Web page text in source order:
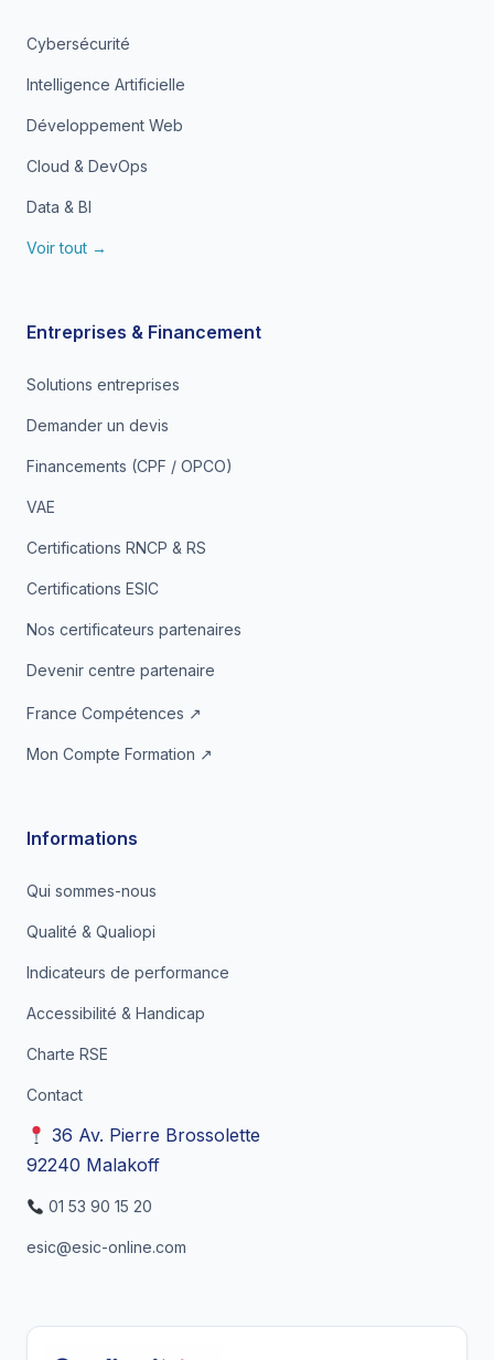
Cybersécurité
Intelligence Artificielle
Développement Web
Cloud & DevOps
Data & BI
Voir tout →
Entreprises & Financement
Solutions entreprises
Demander un devis
Financements (CPF / OPCO)
VAE
Certifications RNCP & RS
Certifications ESIC
Nos certificateurs partenaires
Devenir centre partenaire
France Compétences ↗
Mon Compte Formation ↗
Informations
Qui sommes-nous
Qualité & Qualiopi
Indicateurs de performance
Accessibilité & Handicap
Charte RSE
Contact
36 Av. Pierre Brossolette
92240 Malakoff
01 53 90 15 20
esic@esic-online.com